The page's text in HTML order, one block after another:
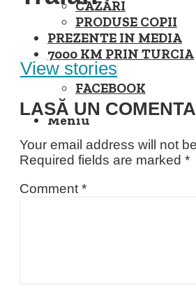
CAZĂRI
PRODUSE COPII
PREZENTE IN MEDIA
7000 KM PRIN TURCIA
FACEBOOK
INSTAGRAM
Meniu
View stories
LASĂ UN
Your email address will not
Required fields are marked *
Comment *